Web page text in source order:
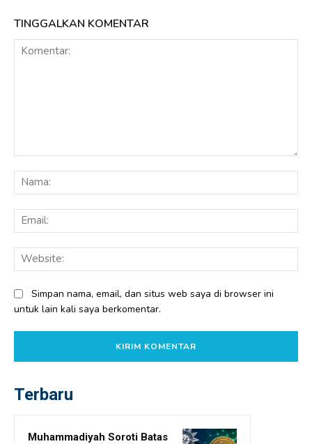
TINGGALKAN KOMENTAR
Simpan nama, email, dan situs web saya di browser ini
untuk lain kali saya berkomentar.
Terbaru
Muhammadiyah Soroti Batas